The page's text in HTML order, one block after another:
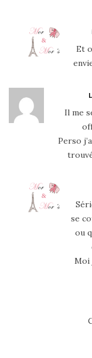
Et
Il me
Perso
se
ou
Moi